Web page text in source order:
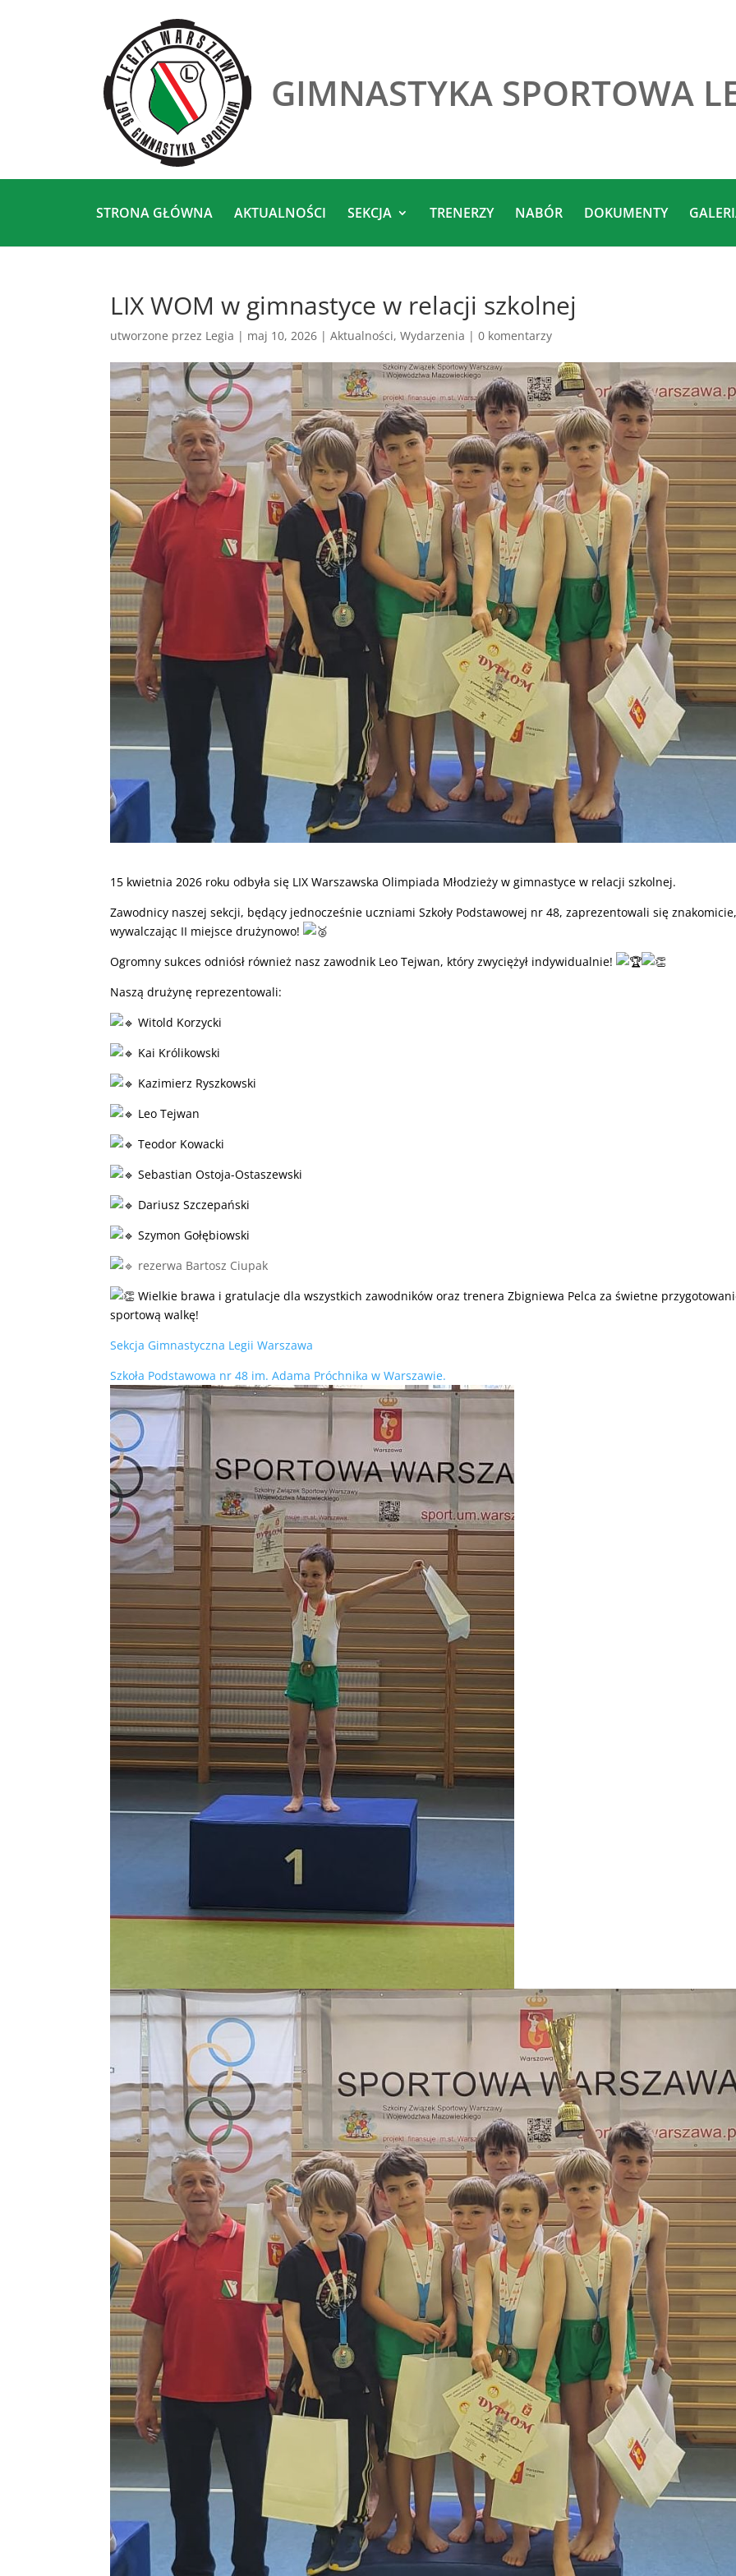
GIMNASTYKA SPORTOWA
STRONA GŁÓWNA AKTUALNOŚCI SEKCJA TRENERZY NABÓR DOKUMENTY
LIX WOM w gimnastyce w relacji szkolnej
utworzone przez Legia | maj 10, 2026 |Aktualności,Wydarzenia |0 komentarzy
15 kwietnia 2026 roku odbyła się LIX Warszawska Olimpiada Młodzieży w gimnastyce w relacji szkolnej.
Zawodnicy naszej sekcji, będący jednocześnie uczniami Szkoły Podstawowej nr 48, zaprezentowali się
wywalczając II miejsce drużynowo!
Ogromny sukces odniósł również nasz zawodnik Leo Tejwan, który zwyciężył indywidualnie!
Naszą drużynę reprezentowali:
Witold Korzycki
Kai Królikowski
Kazimierz Ryszkowski
Leo Tejwan
Teodor Kowacki
Sebastian Ostoja-Ostaszewski
Dariusz Szczepański
Szymon Gołębiowski
rezerwa Bartosz Ciupak
Wielkie brawa i gratulacje dla wszystkich zawodników oraz trenera Zbigniewa Pelca za świetne
sportową walkę!
Sekcja Gimnastyczna Legii Warszawa
Szkoła Podstawowa nr 48 im. Adama Próchnika w Warszawie.